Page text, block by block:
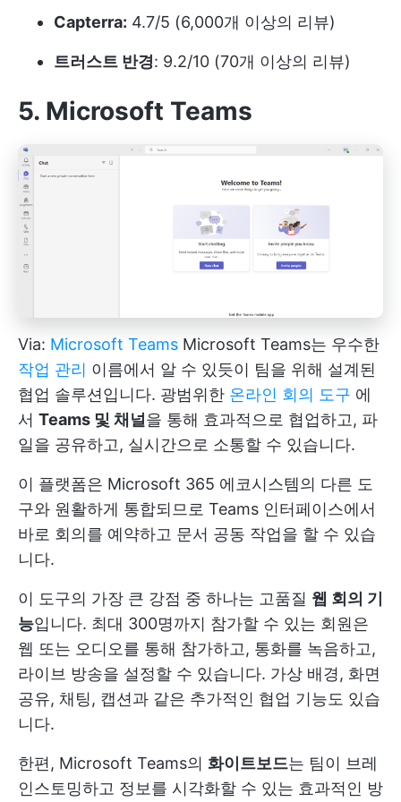
Capterra: 4.7/5 (6,000개 이상의 리뷰)
트러스트 반경: 9.2/10 (70개 이상의 리뷰)
5. Microsoft Teams
Via: Microsoft Teams Microsoft Teams는 우수한
작업 관리 이름에서 알 수 있듯이 팀을 위해 설계된
협업 솔루션입니다. 광범위한 온라인 회의 도구 에
서 Teams 및 채널 을 통해 효과적으로 협업하고, 파
일을 공유하고, 실시간으로 소통할 수 있습니다.
이 플랫폼은 Microsoft 365 에코시스템의 다른 도
구와 원활하게 통합되므로 Teams 인터페이스에서
바로 회의를 예약하고 문서 공동 작업을 할 수 있습
니다.
이 도구의 가장 큰 강점 중 하나는 고품질 웹 회의 기
능입니다. 최대 300명까지 참가할 수 있는 회원은
웹 또는 오디오를 통해 참가하고, 통화를 녹음하고,
라이브 방송을 설정할 수 있습니다. 가상 배경, 화면
공유, 채팅, 캡션과 같은 추가적인 협업 기능도 있습
니다.
한편, Microsoft Teams의 화이트보드는 팀이 브레
인스토밍하고 정보를 시각화할 수 있는 효과적인 방